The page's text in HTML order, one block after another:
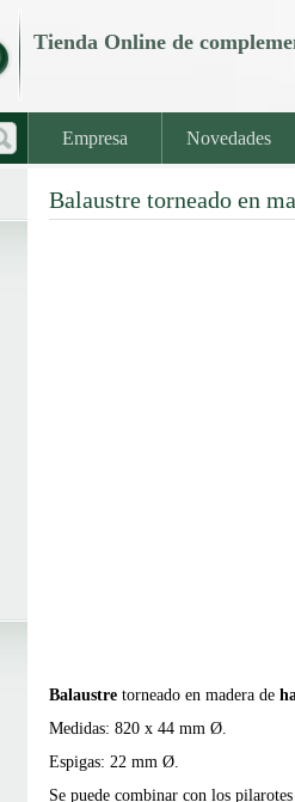
Tienda Online de
Empresa Novedades
Balaustre torneado en
Balaustre torneado en madera de
Medidas: 820 x 44 mm Ø.
Espigas: 22 mm Ø.
Se puede combinar con los